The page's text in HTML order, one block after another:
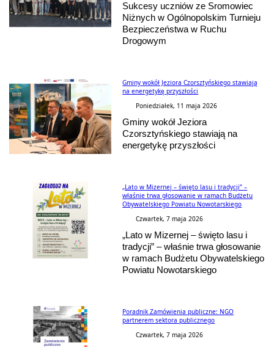
Sukcesy uczniów ze Sromowiec
Niżnych w Ogólnopolskim Turnieju
Bezpieczeństwa w Ruchu
Drogowym
Gminy wokół Jeziora Czorsztyńskiego stawiają
na energetykę przyszłości
Poniedziałek, 11 maja 2026
Gminy wokół Jeziora
Czorsztyńskiego stawiają na
energetykę przyszłości
„Lato w Mizernej – święto lasu i tradycji” –
właśnie trwa głosowanie w ramach Budżetu
Obywatelskiego Powiatu Nowotarskiego
Czwartek, 7 maja 2026
„Lato w Mizernej – święto lasu i
tradycji” – właśnie trwa głosowanie
w ramach Budżetu Obywatelskiego
Powiatu Nowotarskiego
Poradnik Zamówienia publiczne: NGO
partnerem sektora publicznego
Czwartek, 7 maja 2026